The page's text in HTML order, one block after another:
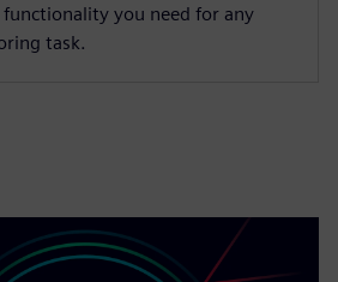
you need for any
task.